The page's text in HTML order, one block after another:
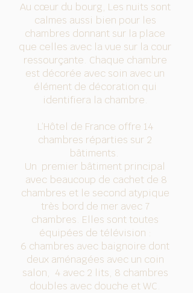
Au cœur du bourg, Les nuits sont
calmes aussi bien pour les
chambres donnant sur la place
que celles avec la vue sur la cour
ressourçante. Chaque chambre
est décorée avec soin avec un
élément de décoration qui
identifiera la chambre.
L’Hôtel de France offre 14
chambres réparties sur 2
bâtiments.
Un premier bâtiment principal
avec beaucoup de cachet de 8
chambres et le second atypique
très bord de mer avec 7
chambres. Elles sont toutes
équipées de télévision :
6 chambres avec baignoire dont
deux aménagées avec un coin
salon, 4 avec 2 lits, 8 chambres
doubles avec douche et WC.